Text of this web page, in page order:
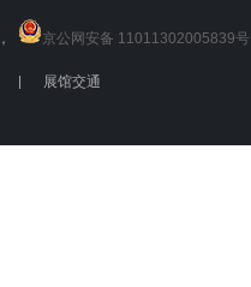
， 京公网安备 11011302005839号
展馆交通